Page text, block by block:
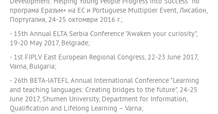
програма Еразъм+ на ЕС и Portuguese Multiplier Event, Лисабон,
Португалия, 24-25 октомври 2016 г.;
- 15th Annual ELTA Serbia Conference "Awaken your curiosity",
19-20 May 2017, Belgrade;
- 1st FIPLV East European Regional Congress, 22-23 June 2017,
Varna, Bulgaria;
- 26th BETA-IATEFL Annual International Conference "Learning
and teaching languages: Creating bridges to the future", 24-25
June 2017, Shumen University, Department for Information,
Qualification and Lifelong Learning – Varna;